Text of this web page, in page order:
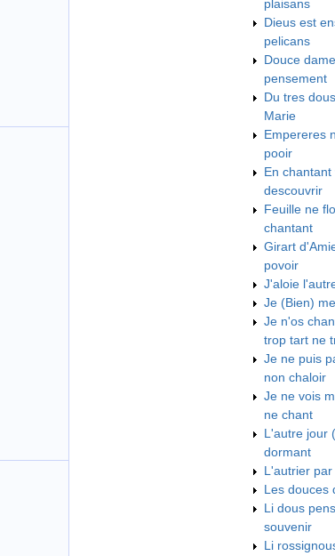
plaisans
Dieus est
pelicans
Douce
pensement
Du tres
Marie
Empereres
pooir
En
descouvrir
Feuille ne
chantant
Girart
povoir
J'aloie
Je (Bien)
Je n'os
trop tart ne
Je ne puis
non chaloir
Je ne vois
ne chant
L'autre jour
dormant
L'autrier
Les douces
Li dous
souvenir
Li